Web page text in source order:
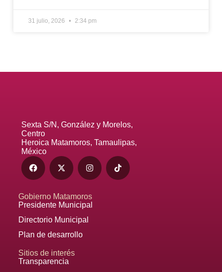
31 julio, 2026 2:34 pm
Sexta S/N, González y Morelos,
Centro
Heroica Matamoros, Tamaulipas,
México
Gobierno Matamoros
Presidente Municipal
Directorio Municipal
Plan de desarrollo
Sitios de interés
Transparencia